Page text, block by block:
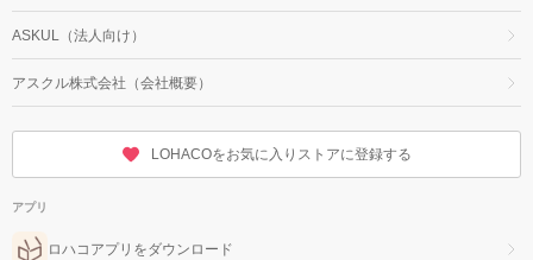
ASKUL（法人向け）
アスクル株式会社（会社概要）
LOHACOをお気に入りストアに登録する
アプリ
ロハコアプリをダウンロード